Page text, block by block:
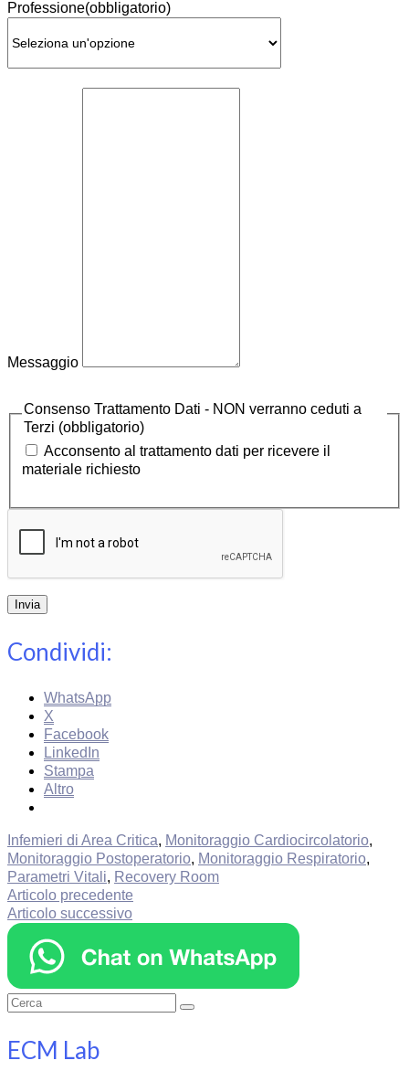
Professione(obbligatorio)
Messaggio
Consenso Trattamento Dati - NON verranno ceduti a
Terzi (obbligatorio)
Acconsento al trattamento dati per ricevere il
materiale richiesto
Invia
Condividi:
WhatsApp
X
Facebook
LinkedIn
Stampa
Altro
Infemieri di Area Critica, Monitoraggio Cardiocircolatorio,
Monitoraggio Postoperatorio, Monitoraggio Respiratorio,
Parametri Vitali, Recovery Room
Articolo precedente
Articolo successivo
Cerca:
ECM Lab